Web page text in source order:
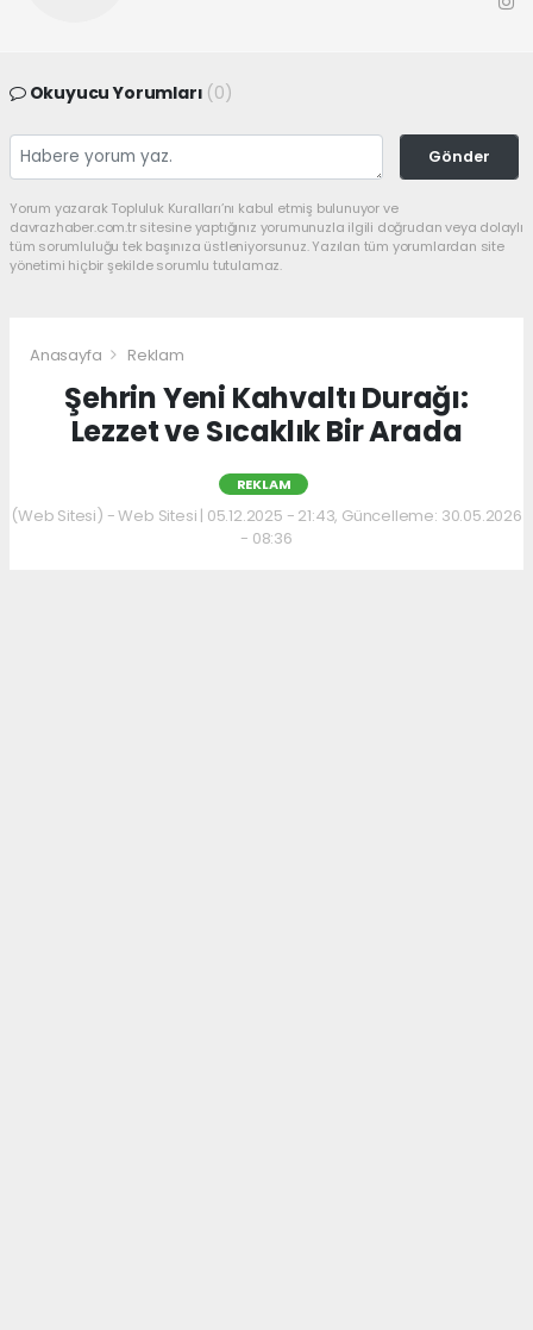
Okuyucu Yorumları (0)
Gönder
Yorum yazarak Topluluk Kuralları’nı kabul etmiş bulunuyor ve
davrazhaber.com.tr sitesine yaptığınız yorumunuzla ilgili doğrudan veya dolaylı
tüm sorumluluğu tek başınıza üstleniyorsunuz. Yazılan tüm yorumlardan site
yönetimi hiçbir şekilde sorumlu tutulamaz.
Anasayfa Reklam
Şehrin Yeni Kahvaltı Durağı:
Lezzet ve Sıcaklık Bir Arada
REKLAM
(Web Sitesi) - Web Sitesi | 05.12.2025 - 21:43, Güncelleme: 30.05.2026
- 08:36